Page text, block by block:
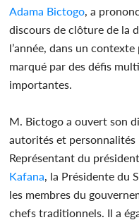
Adama Bictogo, a
discours de clôture de la
l’année, dans un
marqué par des défis
importantes.
M. Bictogo a ouvert son
autorités et
Représentant du
Kafana, la Présidente du
les membres du
chefs traditionnels. Il a